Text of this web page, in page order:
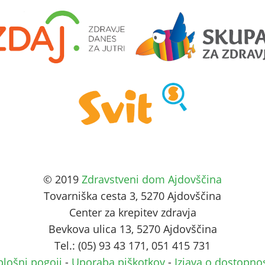
© 2019 Zdravstveni dom Ajdovščina
Tovarniška cesta 3, 5270 Ajdovščina
Center za krepitev zdravja
Bevkova ulica 13, 5270 Ajdovščina
Tel.: (05) 93 43 171, 051 415 731